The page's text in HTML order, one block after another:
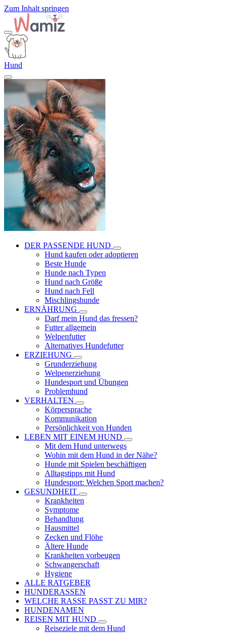
Zum Inhalt springen
Hund
DER PASSENDE HUND
Hund kaufen oder adoptieren
Beste Hunde
Hunde nach Typen
Hund nach Größe
Hund nach Fell
Mischlingshunde
ERNÄHRUNG
Darf mein Hund das fressen?
Futter allgemein
Welpenfutter
Alternatives Hundefutter
ERZIEHUNG
Grunderziehung
Welpenerziehung
Hundesport und Übungen
Problemhund
VERHALTEN
Körpersprache
Kommunikation
Persönlichkeit von Hunden
LEBEN MIT EINEM HUND
Mit dem Hund unterwegs
Wohin mit dem Hund in der Nähe?
Hunde mit Spielen beschäftigen
Alltagstipps mit Hund
Hundesport: Welchen Sport machen?
GESUNDHEIT
Krankheiten
Symptome
Behandlung
Hausmittel
Zecken und Flöhe
Ältere Hunde
Krankheiten vorbeugen
Schwangerschaft
Hygiene
ALLE RATGEBER
HUNDERASSEN
WELCHE RASSE PASST ZU MIR?
HUNDENAMEN
REISEN MIT HUND
Reiseziele mit dem Hund